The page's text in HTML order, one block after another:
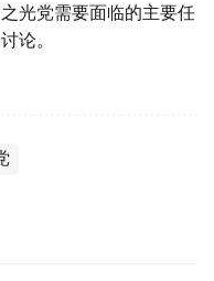
光党需要面临的主要任
论。